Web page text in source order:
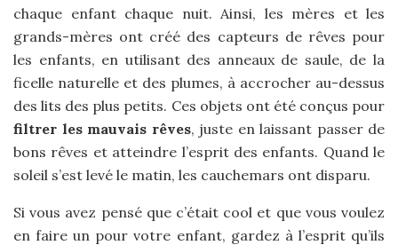
chaque enfant chaque nuit. Ainsi, les mères et les
grands-mères ont créé des capteurs de rêves pour
les enfants, en utilisant des anneaux de saule, de la
ficelle naturelle et des plumes, à accrocher au-dessus
des lits des plus petits. Ces objets ont été conçus pour
filtrer les mauvais rêves, juste en laissant passer de
bons rêves et atteindre l’esprit des enfants. Quand le
soleil s’est levé le matin, les cauchemars ont disparu.
Si vous avez pensé que c’était cool et que vous voulez
en faire un pour votre enfant, gardez à l’esprit qu’ils